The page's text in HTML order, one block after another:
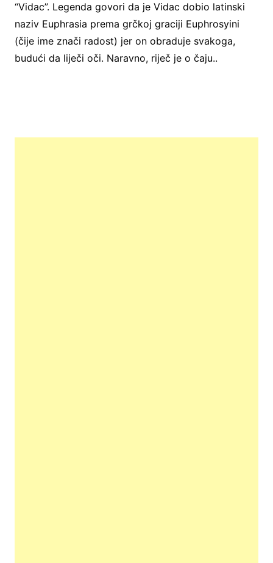
“Vidac”. Legenda govori da je Vidac dobio latinski
naziv Euphrasia prema grčkoj graciji Euphrosyini
(čije ime znači radost) jer on obraduje svakoga,
budući da liječi oči. Naravno, riječ je o čaju..